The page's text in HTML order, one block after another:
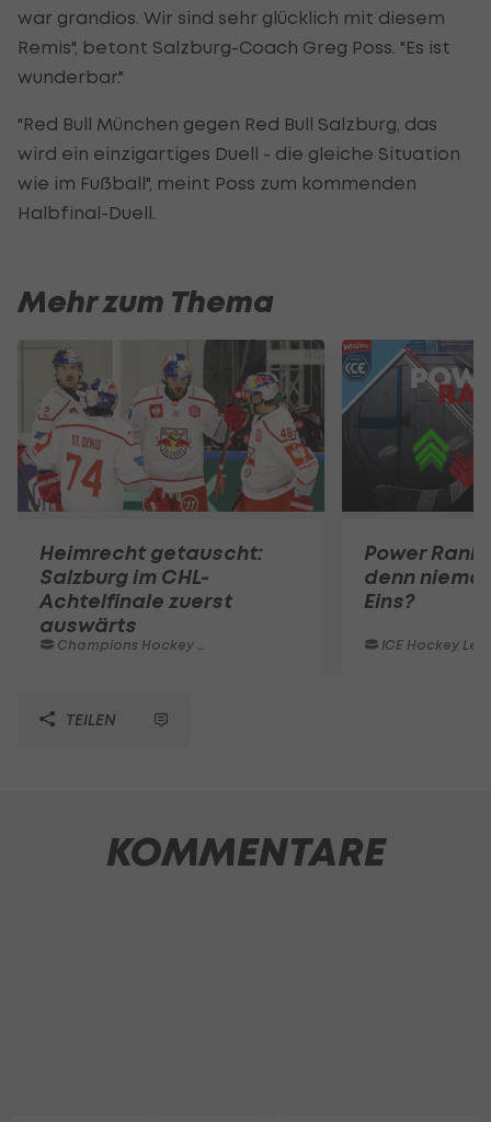
war grandios. Wir sind sehr glücklich mit diesem
Remis", betont Salzburg-Coach Greg Poss. "Es ist
wunderbar."
"Red Bull München gegen Red Bull Salzburg, das
wird ein einzigartiges Duell - die gleiche Situation
wie im Fußball", meint Poss zum kommenden
Halbfinal-Duell.
Mehr zum Thema
Heimrecht getauscht:
Salzburg im CHL-
Achtelfinale zuerst
auswärts
Champions Hockey League
Power
denn
Eins?
ICE Hockey
TEILEN
KOMMENTARE